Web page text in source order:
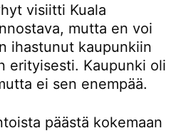
visiitti Kuala
mutta en voi
ihastunut kaupunkiin
erityisesti. Kaupunki oli
ei sen enempää.
päästä kokemaan